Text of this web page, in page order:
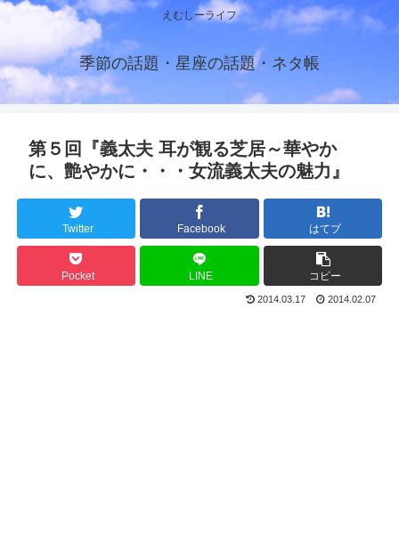
えむしーライフ
季節の話題・星座の話題・ネタ帳
第５回『義太夫 耳が観る芝居～華やか
に、艶やかに・・・女流義太夫の魅力』
Twitter Facebook はてブ
Pocket LINE コピー
2014.03.17 2014.02.07